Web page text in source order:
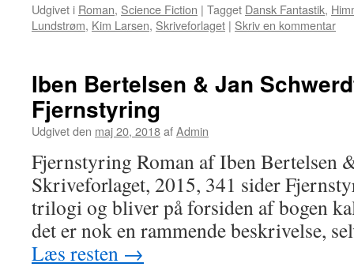
Udgivet i Roman, Science Fiction | Tagget Dansk Fantastik,
Lundstrøm, Kim Larsen, Skriveforlaget | Skriv en kommentar
Iben Bertelsen & Jan
Fjernstyring
Udgivet den maj 20, 2018afAdmin
Fjernstyring Roman af Iben Bertelsen
Skriveforlaget, 2015, 341 sider
trilogi og bliver på forsiden af bogen
det er nok en rammende beskrivelse,
Læs resten →